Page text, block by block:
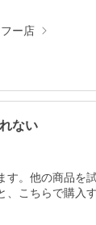
ー店
ない
す。他の商品を